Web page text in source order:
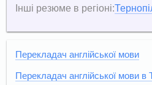
Інші резюме в регіоні:
Перекладач англійської мови
Перекладач англійської мови в